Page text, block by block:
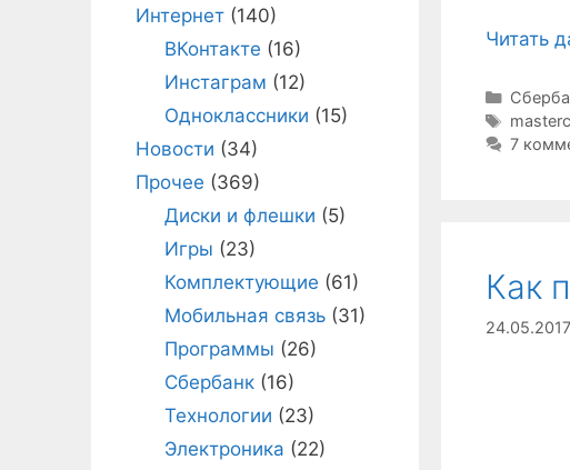
Читать
Метки
7
Как
24.05.2017
Интернет (140)
ВКонтакте (16)
Инстаграм (12)
Одноклассники (15)
Новости (34)
Прочее (369)
Диски и флешки (5)
Игры (23)
Комплектующие (61)
Мобильная связь(31)
Программы (26)
Сбербанк(16)
Технологии (23)
Электроника (22)